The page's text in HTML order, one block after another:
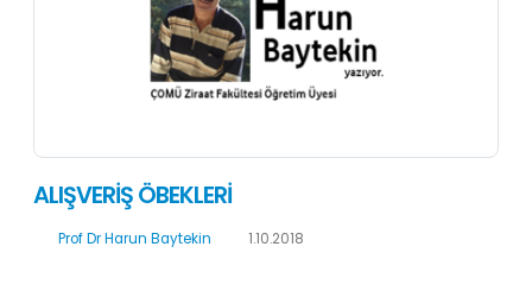
ALIŞVERİŞ ÖBEKLERİ
Prof Dr Harun Baytekin 1.10.2018